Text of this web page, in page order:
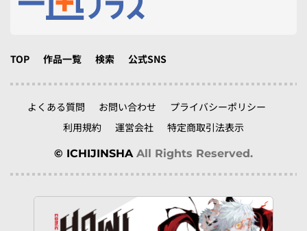
TOP 作品一覧 検索 公式SNS
よくある質問 お問い合わせ
プライバシーポリシー
利用規約
運営会社 特定商取引法表示
© ICHIJINSHA All Rights Reserved.